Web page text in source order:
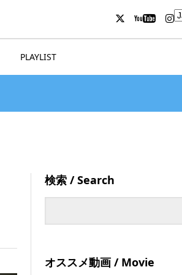
PLAYLIST
検索 / Search
オススメ動画 / Movie